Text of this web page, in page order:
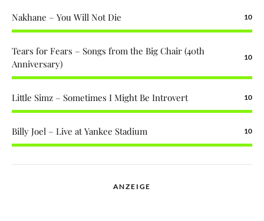
Nakhane – You Will Not Die 10
Tears for Fears – Songs from the Big Chair (40th
Anniversary)
10
Little Simz – Sometimes I Might Be Introvert 10
Billy Joel – Live at Yankee Stadium 10
ANZEIGE